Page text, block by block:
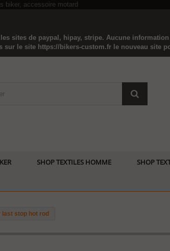
sites de paypal, hipay, stripe. Aucune
le site https://bikers-custom.fr le nouveau site
SHOP TEXTILES HOMME SHOP
stop hot rod